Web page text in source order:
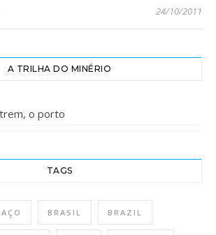
24/10/2011
A TRILHA DO MINÉRIO
o porto
TAGS
AÇO BRASIL BRAZIL